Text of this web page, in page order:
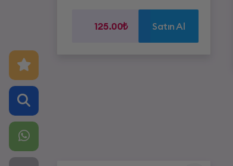
125.00₺ Satın Al